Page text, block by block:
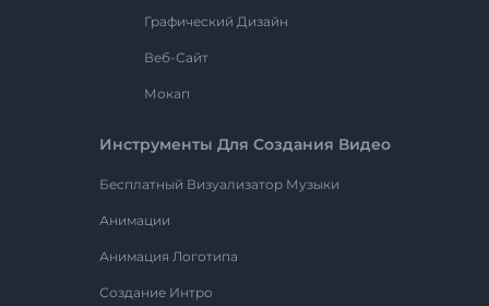
Графический Дизайн
Веб-Сайт
Мокап
Инструменты Для Создания Видео
Бесплатный Визуализатор Музыки
Анимации
Анимация Логотипа
Создание Интро